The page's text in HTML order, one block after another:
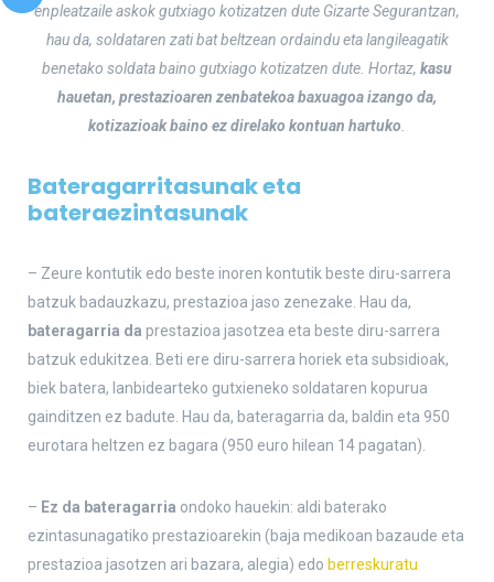
enpleatzaile askok gutxiago kotizatzen dute Gizarte Segurantzan,
hau da, soldataren zati bat beltzean ordaindu eta langileagatik
benetako soldata baino gutxiago kotizatzen dute. Hortaz, kasu
hauetan, prestazioaren zenbatekoa baxuagoa izango da,
kotizazioak baino ez direlako kontuan hartuko
Bateragarritasunak eta
bateraezintasunak
– Zeure kontutik edo beste inoren kontutik beste diru-sarrera
batzuk badauzkazu, prestazioa jaso zenezake. Hau da,
bateragarria da prestazioa jasotzea eta beste diru-sarrera
batzuk edukitzea. Beti ere diru-sarrera horiek eta subsidioak,
biek batera, lanbidearteko gutxieneko soldataren kopurua
gainditzen ez badute. Hau da, bateragarria da, baldin eta 950
eurotara heltzen ez bagara (950 euro hilean 14 pagatan).
– Ez da bateragarria ondoko hauekin: aldi baterako
ezintasunagatiko prestazioarekin (baja medikoan bazaude eta
prestazioa jasotzen ari bazara, alegia) edo berreskuratu